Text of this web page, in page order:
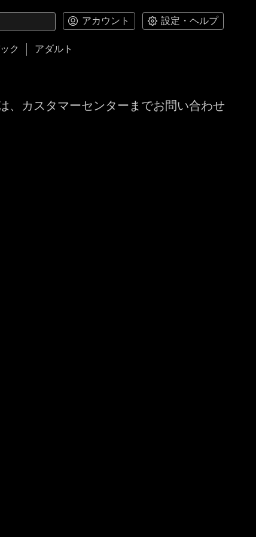
アカウント 設定・ヘルプ
ク アダルト
、カスタマーセンターまでお問い合わせ